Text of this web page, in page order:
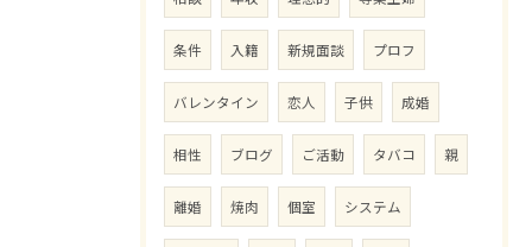
条件 入籍 新規面談 プロフ
バレンタイン 恋人 子供 成婚
相性 ブログ ご活動 タバコ 親
離婚 焼肉 個室 システム